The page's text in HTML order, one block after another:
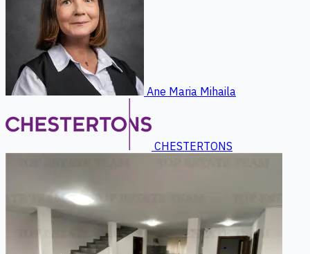
Ane Maria Mihaila
CHESTERTONS